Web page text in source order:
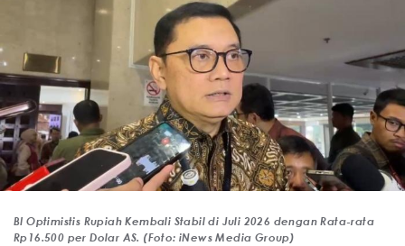
BI Optimistis Rupiah Kembali Stabil di Juli 2026 dengan Rata-rata
Rp16.500 per Dolar AS. (Foto: iNews Media Group)